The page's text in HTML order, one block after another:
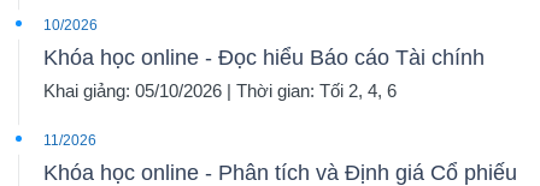
10/2026
Khóa học online - Đọc hiểu Báo cáo Tài chính
Khai giảng: 05/10/2026 | Thời gian: Tối 2, 4, 6
11/2026
Khóa học online - Phân tích và Định giá Cổ phiếu